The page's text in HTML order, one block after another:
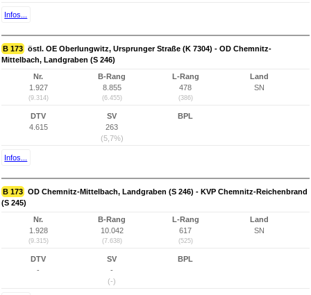
Infos...
B 173 östl. OE Oberlungwitz, Ursprunger Straße (K 7304) - OD Chemnitz-
Mittelbach, Landgraben (S 246)
Nr.
1.927
(9.314)
B-Rang
8.855
(6.455)
L-Rang
478
(386)
Land
SN
DTV
4.615
SV
263
(5,7%)
BPL
Infos...
B 173 OD Chemnitz-Mittelbach, Landgraben (S 246) - KVP Chemnitz-Reichenbrand
(S 245)
Nr.
1.928
(9.315)
B-Rang
10.042
(7.638)
L-Rang
617
(525)
Land
SN
DTV
-
SV
-
(-)
BPL